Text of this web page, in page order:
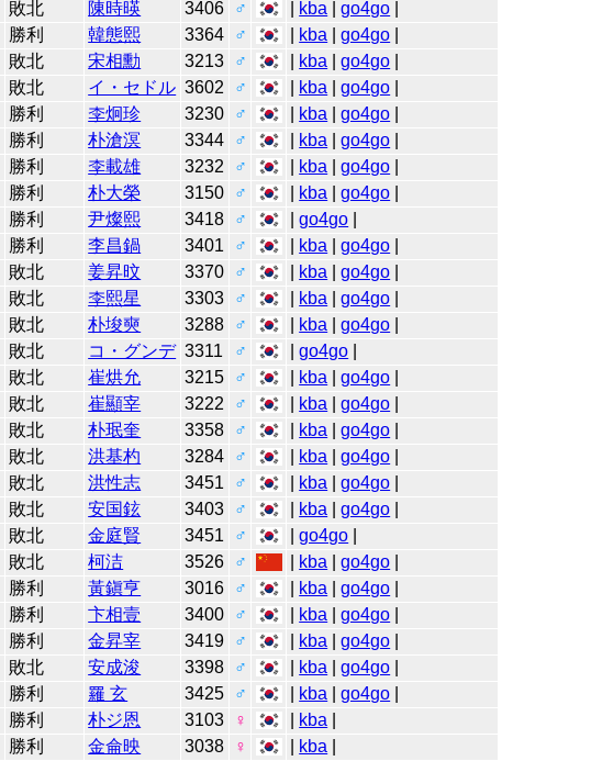
敗北 陳時暎 3406 ♂ kba |go4go
勝利 韓態熙 3364 ♂ kba |go4go
敗北 宋相勳 3213 ♂ kba |go4go
敗北 イ・セドル 3602 ♂ kba |go4go
勝利 李炯珍 3230 ♂ kba |go4go
勝利 朴滄溟 3344 ♂ kba |go4go
勝利 李載雄 3232 ♂ kba |go4go
勝利 朴大榮 3150 ♂ kba |go4go
勝利 尹燦熙 3418 ♂ |go4go
勝利 李昌鍋 3401 ♂ kba |go4go
敗北 姜昇旼 3370 ♂ kba |go4go
敗北 李熙星 3303 ♂ kba |go4go
敗北 朴埈奭 3288 ♂ kba |go4go
敗北 コ・グンデ 3311 ♂ |go4go
敗北 崔烘允 3215 ♂ kba |go4go
敗北 崔顯宰 3222 ♂ kba |go4go
敗北 朴珉奎 3358 ♂ kba |go4go
敗北 洪基杓 3284 ♂ kba |go4go
敗北 洪性志 3451 ♂ kba |go4go
敗北 安国鉉 3403 ♂ kba |go4go
敗北 金庭賢 3451 ♂ |go4go
敗北 柯洁 3526 ♂ kba |go4go
勝利 黃鎭亨 3016 ♂ kba |go4go
勝利 卞相壹 3400 ♂ kba |go4go
勝利 金昇宰 3419 ♂ kba |go4go
敗北 安成浚 3398 ♂ kba |go4go
勝利 羅 玄 3425 ♂ kba |go4go
勝利 朴ジ恩 3103 ♀ kba
勝利 金侖映 3038 ♀ kba